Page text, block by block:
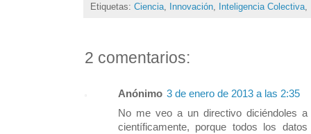
Etiquetas: Ciencia Innovación Inteligencia Colectiva
2 comentarios:
Anónimo 3 de enero de 2013 a las 2:35
No me veo a un directivo diciéndoles
científicamente, porque todos los